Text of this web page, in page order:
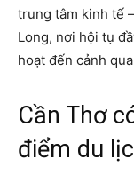
trung tâm kinh tế
Long, nơi hội tụ
hoạt đến cảnh
Cần Thơ
điểm du